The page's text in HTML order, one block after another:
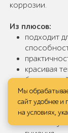
коррозии.
Из плюсов:
подходит
красивая
Недостатки:
Мы
сайт удобнее и
на условиях,